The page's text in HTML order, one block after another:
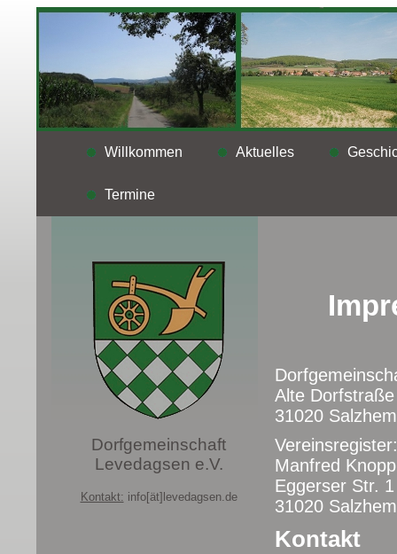
Willkommen Aktuelles
Termine
Dorfgemeinschaft
Levedagsen e.V.
Kontakt: info[ät]levedagsen.de
Alte
31020
Manfred Knopp
Eggerser Str. 1
31020
Kontakt